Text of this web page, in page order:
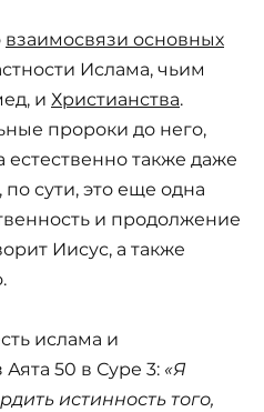
взаимосвязи основных
Ислама, чьим
и Христианства.
пророки до него,
также даже
сути, это еще одна
и продолжение
Иисус, а также
ислама и
50 в Суре 3: «Я
истинность того,